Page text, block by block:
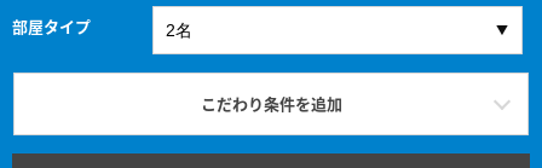
部屋タイプ
こだわり条件を追加